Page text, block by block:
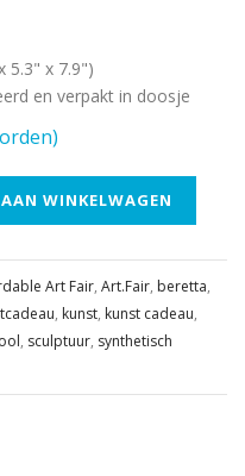
5.3" x 7.9")
en verpakt in doosje
WINKELWAGEN
Art Fair, Art.Fair, beretta,
, kunst, kunst cadeau,
, sculptuur, synthetisch